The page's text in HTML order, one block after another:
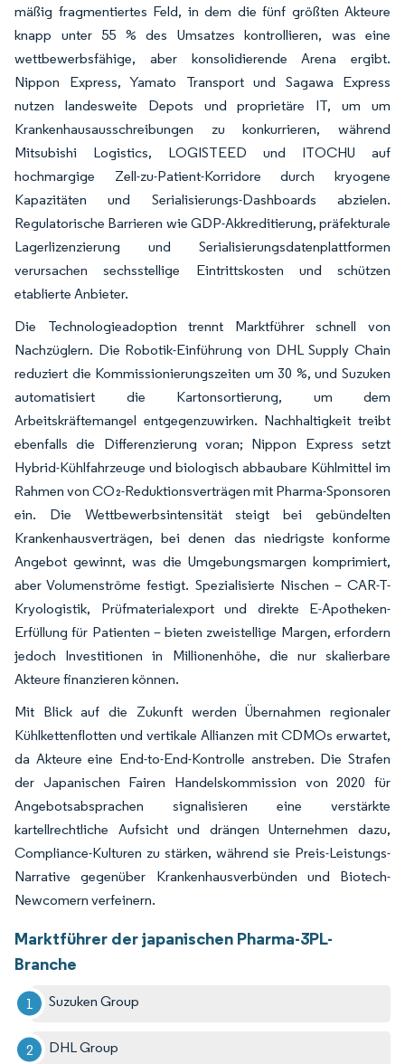
mäßig fragmentiertes Feld, in dem die fünf größten Akteure
knapp unter 55 % des Umsatzes kontrollieren, was eine
wettbewerbsfähige, aber konsolidierende Arena ergibt.
Nippon Express, Yamato Transport und Sagawa Express
nutzen landesweite Depots und proprietäre IT, um um
Krankenhausausschreibungen zu konkurrieren, während
Mitsubishi Logistics, LOGISTEED und ITOCHU auf
hochmargige Zell-zu-Patient-Korridore durch kryogene
Kapazitäten und Serialisierungs-Dashboards abzielen.
Regulatorische Barrieren wie GDP-Akkreditierung, präfekturale
Lagerlizenzierung und Serialisierungsdatenplattformen
verursachen sechsstellige Eintrittskosten und schützen
etablierte Anbieter.
Die Technologieadoption trennt Marktführer schnell von
Nachzüglern. Die Robotik-Einführung von DHL Supply Chain
reduziert die Kommissionierungszeiten um 30 %, und Suzuken
automatisiert die Kartonsortierung, um dem
Arbeitskräftemangel entgegenzuwirken. Nachhaltigkeit treibt
ebenfalls die Differenzierung voran; Nippon Express setzt
Hybrid-Kühlfahrzeuge und biologisch abbaubare Kühlmittel im
Rahmen von CO₂-Reduktionsverträgen mit Pharma-Sponsoren
ein. Die Wettbewerbsintensität steigt bei gebündelten
Krankenhausverträgen, bei denen das niedrigste konforme
Angebot gewinnt, was die Umgebungsmargen komprimiert,
aber Volumenströme festigt. Spezialisierte Nischen – CAR-T-
Kryologistik, Prüfmaterialexport und direkte E-Apotheken-
Erfüllung für Patienten – bieten zweistellige Margen, erfordern
jedoch Investitionen in Millionenhöhe, die nur skalierbare
Akteure finanzieren können.
Mit Blick auf die Zukunft werden Übernahmen regionaler
Kühlkettenflotten und vertikale Allianzen mit CDMOs erwartet,
da Akteure eine End-to-End-Kontrolle anstreben. Die Strafen
der Japanischen Fairen Handelskommission von 2020 für
Angebotsabsprachen signalisieren eine verstärkte
kartellrechtliche Aufsicht und drängen Unternehmen dazu,
Compliance-Kulturen zu stärken, während sie Preis-Leistungs-
Narrative gegenüber Krankenhausverbünden und Biotech-
Newcomern verfeinern.
Marktführer der japanischen Pharma-3PL-
Branche
Suzuken Group
DHL Group